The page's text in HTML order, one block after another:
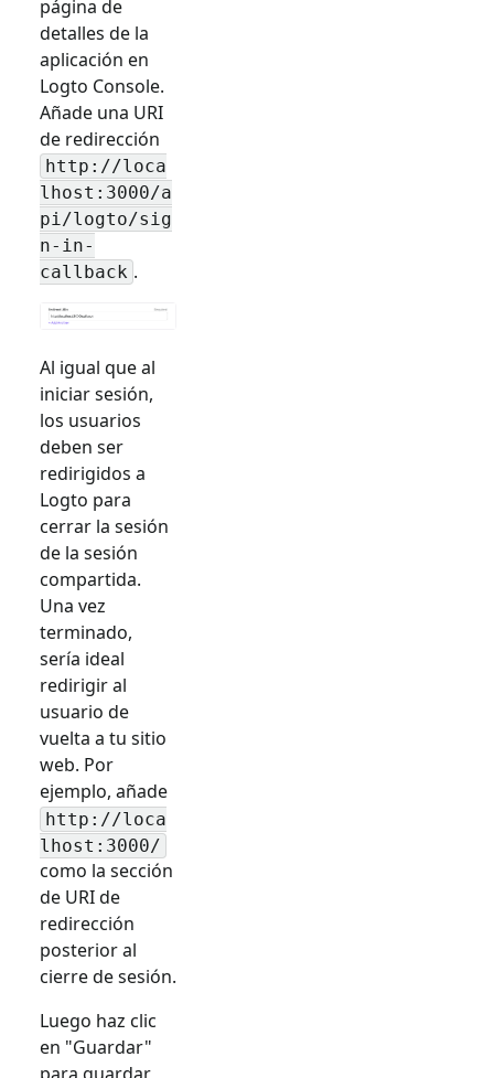
página de
detalles de la
aplicación en
Logto Console.
Añade una URI
de redirección
http://loca
lhost:3000/a
pi/logto/sig
n-in-
callback .
Al igual que al
iniciar sesión,
los usuarios
deben ser
redirigidos a
Logto para
cerrar la sesión
de la sesión
compartida.
Una vez
terminado,
sería ideal
redirigir al
usuario de
vuelta a tu sitio
web. Por
ejemplo, añade
http://loca
lhost:3000/
como la sección
de URI de
redirección
posterior al
cierre de sesión.
Luego haz clic
en "Guardar"